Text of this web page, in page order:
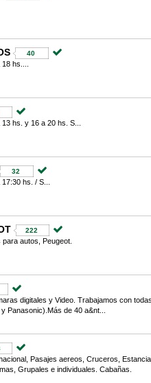
40
hs....
hs. y 16 a 20 hs. S...
32
hs. / S...
222
autos, Peugeot.
digitales y Video. Trabajamos con
Panasonic).Más de 40 a&nt...
Pasajes aereos, Cruceros,
Grupales e individuales. Cabañas.